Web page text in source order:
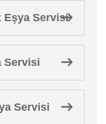
Eşya Servisi
Servisi
Servisi